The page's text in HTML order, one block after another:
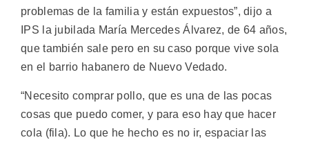
problemas de la familia y están expuestos”, dijo a
IPS la jubilada María Mercedes Álvarez, de 64 años,
que también sale pero en su caso porque vive sola
en el barrio habanero de Nuevo Vedado.
“Necesito comprar pollo, que es una de las pocas
cosas que puedo comer, y para eso hay que hacer
cola (fila). Lo que he hecho es no ir, espaciar las